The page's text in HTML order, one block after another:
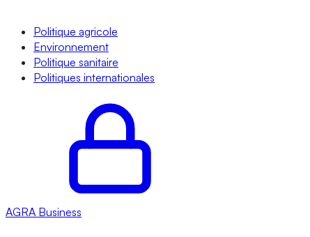
Politique agricole
Environnement
Politique sanitaire
Politiques internationales
AGRA Business